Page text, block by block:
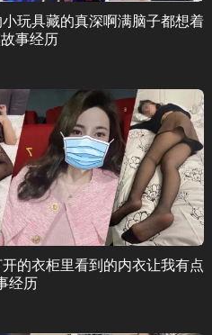
玩具藏的真深啊满脑子都想着
事经历
的衣柜里看到的内衣让我有点
经历